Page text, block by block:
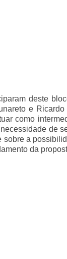
deste
e
como
de
a
da